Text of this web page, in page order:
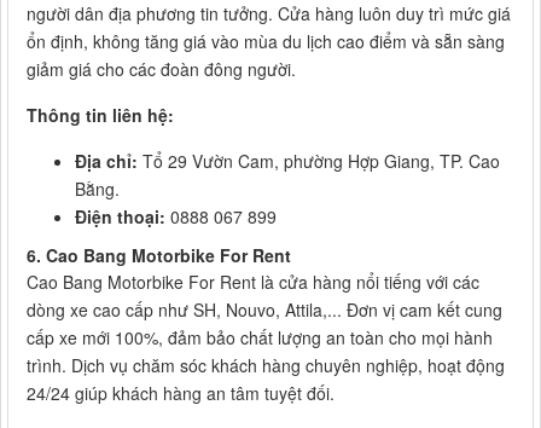
người dân địa phương tin tưởng. Cửa hàng luôn duy trì mức giá
ổn định, không tăng giá vào mùa du lịch cao điểm và sẵn sàng
giảm giá cho các đoàn đông người.
Thông tin liên hệ:
Địa chỉ: Tổ 29 Vườn Cam, phường Hợp Giang, TP. Cao
Bằng.
Điện thoại: 0888 067 899
6. Cao Bang Motorbike For Rent
Cao Bang Motorbike For Rent là cửa hàng nổi tiếng với các
dòng xe cao cấp như SH, Nouvo, Attila,... Đơn vị cam kết cung
cấp xe mới 100%, đảm bảo chất lượng an toàn cho mọi hành
trình. Dịch vụ chăm sóc khách hàng chuyên nghiệp, hoạt động
24/24 giúp khách hàng an tâm tuyệt đối.